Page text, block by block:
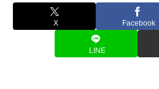
X Facebook
LINE